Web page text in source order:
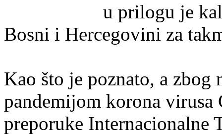
u prilogu je
Bosni i Hercegovini za
Kao što je poznato, a zbog
pandemijom korona
preporuke Internacionalne